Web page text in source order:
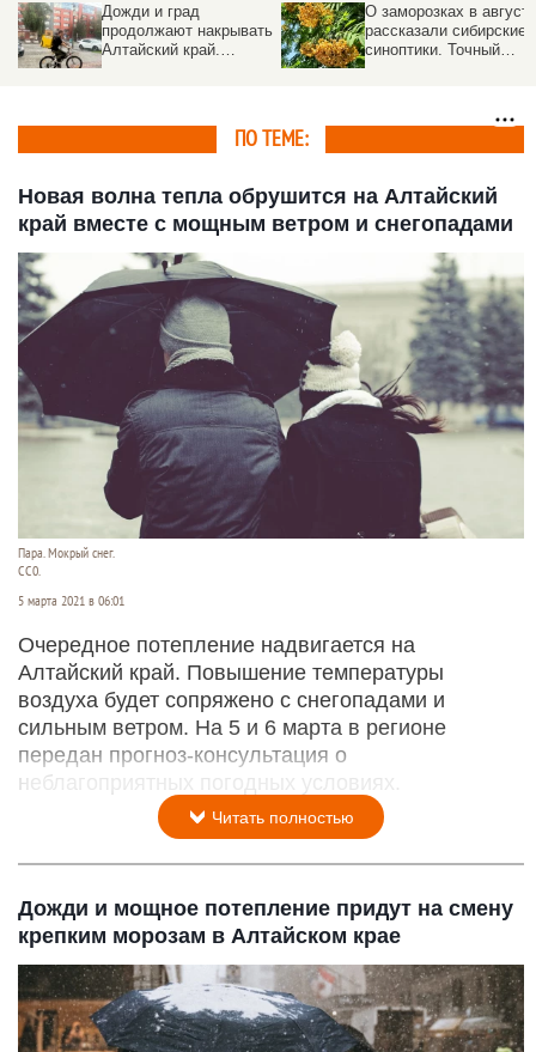
Дожди и град
продолжают накрывать
Алтайский край.
О заморозках в августе
рассказали сибирские
синоптики. Точный
ПО ТЕМЕ:
Новая волна тепла обрушится на Алтайский
край вместе с мощным ветром и снегопадами
Пара. Мокрый снег.
CC0.
5 марта 2021 в 06:01
Очередное потепление надвигается на
Алтайский край. Повышение температуры
воздуха будет сопряжено с снегопадами и
сильным ветром. На 5 и 6 марта в регионе
передан прогноз-консультация о
неблагоприятных погодных условиях.
Читать полностью
Дожди и мощное потепление придут на смену
крепким морозам в Алтайском крае